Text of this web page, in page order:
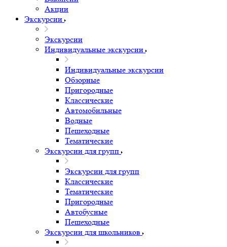
Акции
Экскурсии
Экскурсии
Индивидуальные экскурсии
Индивидуальные экскурсии
Обзорные
Пригородные
Классические
Автомобильные
Водные
Пешеходные
Тематические
Экскурсии для групп
Экскурсии для групп
Классические
Тематические
Пригородные
Автобусные
Пешеходные
Экскурсии для школьников